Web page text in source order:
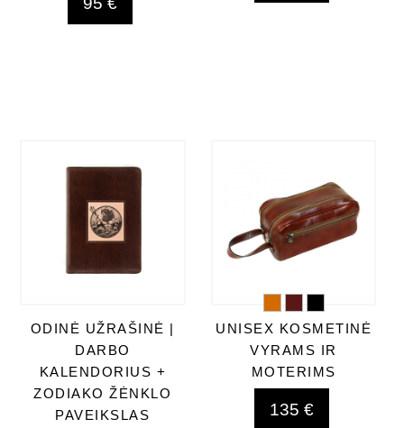
ODINĖ UŽRAŠINĖ |
DARBO
KALENDORIUS +
ZODIAKO ŽĖNKLO
PAVEIKSLAS
UNISEX KOSMETINĖ
VYRAMS IR
MOTERIMS
135 €